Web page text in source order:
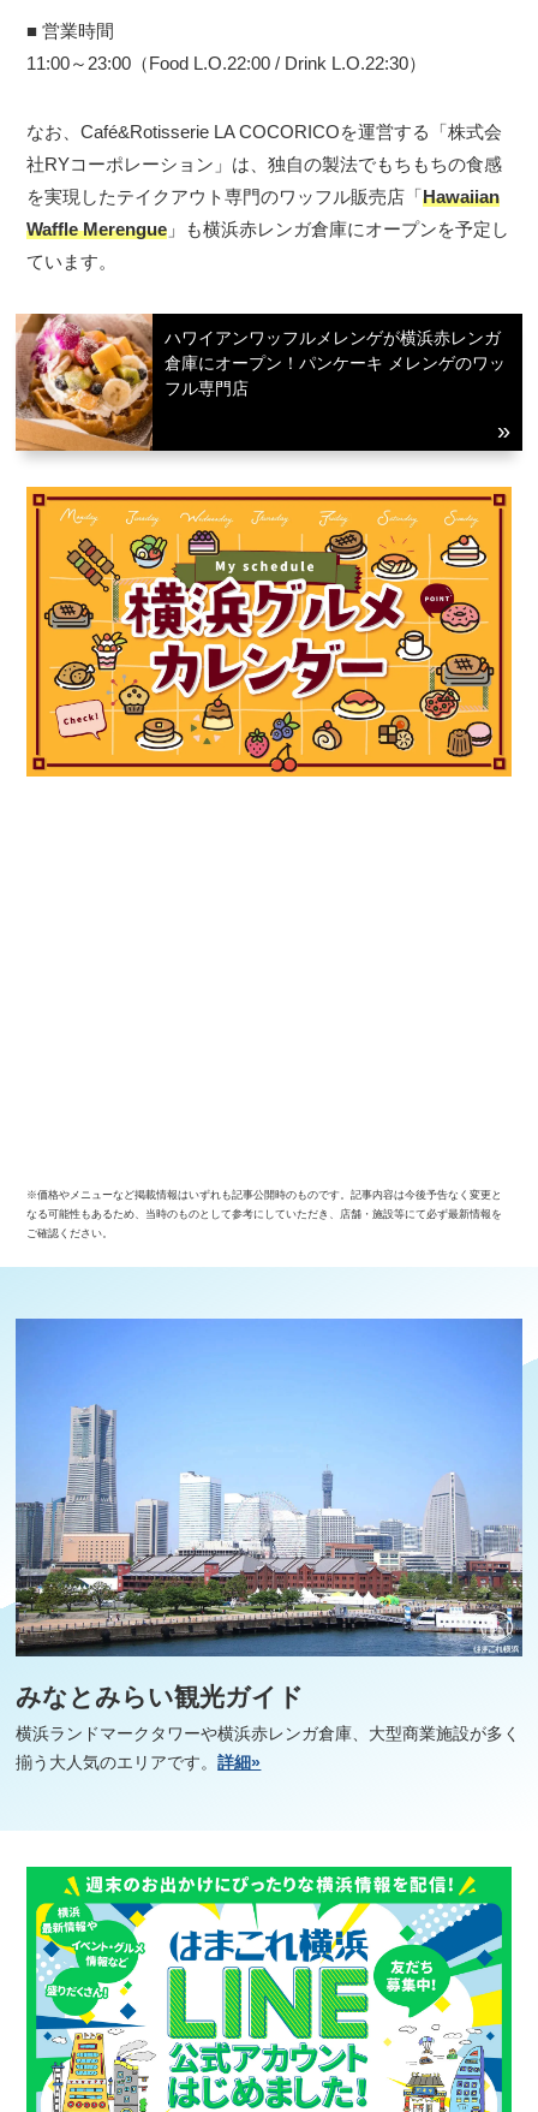
■ 営業時間
11:00～23:00（Food L.O.22:00 / Drink L.O.22:30）
なお、Café&Rotisserie LA COCORICOを運営する「株式会
社RYコーポレーション」は、独自の製法でもちもちの食感
を実現したテイクアウト専門のワッフル販売店「Hawaiian
Waffle Merengue 」も横浜赤レンガ倉庫にオープンを予定し
ています。
ハワイアンワッフルメレンゲが横浜赤レンガ
倉庫にオープン！パンケーキ メレンゲのワッ
フル専門店
※価格やメニューなど掲載情報はいずれも記事公開時のものです。記事内容は今後予告なく変更と
なる可能性もあるため、当時のものとして参考にしていただき、店舗・施設等にて必ず最新情報を
ご確認ください。
みなとみらい観光ガイド
横浜ランドマークタワーや横浜赤レンガ倉庫、大型商業施設が多く
揃う大人気のエリアです。詳細»